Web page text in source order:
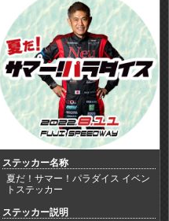
ステッカー名称
夏だ！サマー！パラダイス イベン
トステッカー
ステッカー説明